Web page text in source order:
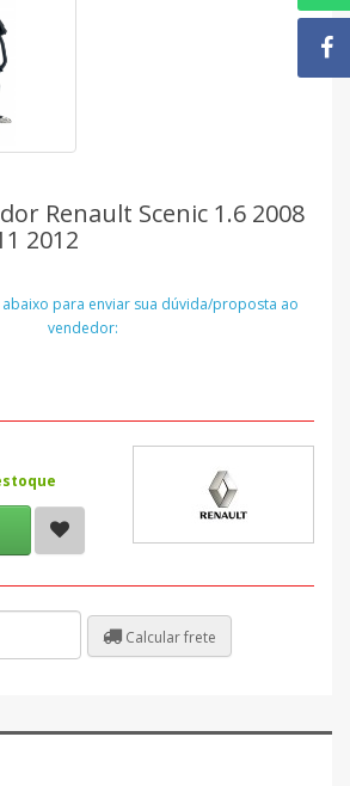
Renault Scenic 1.6 2008
2012
para enviar sua dúvida/proposta ao
vendedor:
Calcular frete